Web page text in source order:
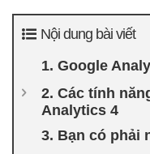
Nội dung bài viết
1. Google
2. Các tính
Analytics 4
3. Bạn có phải